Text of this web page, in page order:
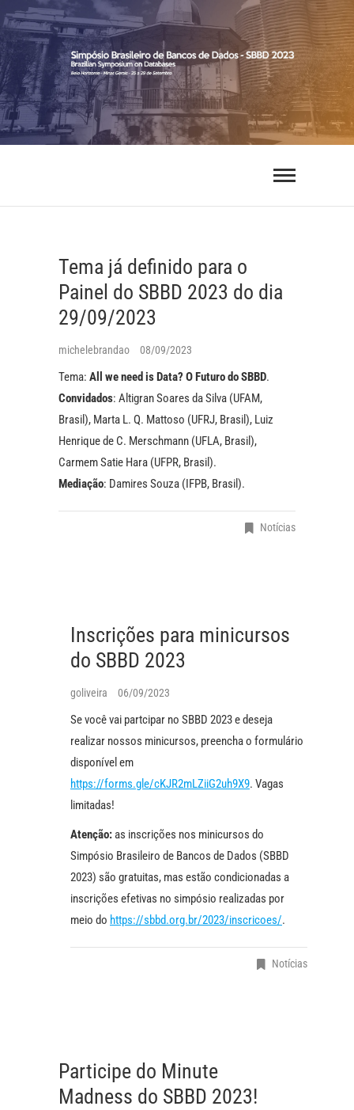
Skip
to
content
Tema já definido para o
Painel do SBBD 2023 do dia
29/09/2023
michelebrandao 08/09/2023
Tema: All we need is Data? O Futuro do SBBD.
Convidados: Altigran Soares da Silva (UFAM,
Brasil), Marta L. Q. Mattoso (UFRJ, Brasil), Luiz
Henrique de C. Merschmann (UFLA, Brasil),
Carmem Satie Hara (UFPR, Brasil).
Mediação: Damires Souza (IFPB, Brasil).
Notícias
Inscrições para minicursos
do SBBD 2023
goliveira 06/09/2023
Se você vai partcipar no SBBD 2023 e deseja
realizar nossos minicursos, preencha o formulário
disponível em
https://forms.gle/cKJR2mLZiiG2uh9X9. Vagas
limitadas!
Atenção:as inscrições nos minicursos do
Simpósio Brasileiro de Bancos de Dados (SBBD
2023) são gratuitas, mas estão condicionadas a
inscrições efetivas no simpósio realizadas por
meio do https://sbbd.org.br/2023/inscricoes/.
Notícias
Participe do Minute
Madness do SBBD 2023!